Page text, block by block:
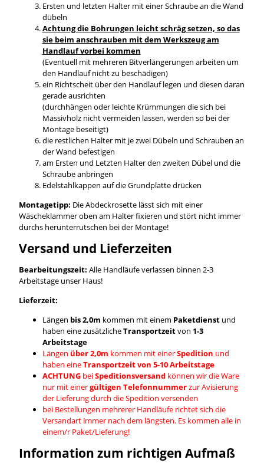
Ersten und letzten Halter mit einer Schraube an die Wand
dübeln
Achtung die Bohrungen leicht schräg setzen, so das
sie beim anschrauben mit dem Werkszeug am
Handlauf vorbei kommen
(Eventuell mit mehreren Bitverlängerungen arbeiten um
den Handlauf nicht zu beschädigen)
ein Richtscheit über den Handlauf legen und diesen daran
gerade ausrichten
(durchhängen oder leichte Krümmungen die sich bei
Massivholz nicht vermeiden lassen, werden so bei der
Montage beseitigt)
die restlichen Halter mit je zwei Dübeln und Schrauben an
der Wand befestigen
am Ersten und Letzten Halter den zweiten Dübel und die
Schraube anbringen
Edelstahlkappen auf die Grundplatte drücken
Montagetipp: Die Abdeckrosette lässt sich mit einer
Wäscheklammer oben am Halter fixieren und stört nicht immer
durchs herunterrutschen bei der Montage!
Versand und Lieferzeiten
Bearbeitungszeit: Alle Handläufe verlassen binnen 2-3
Arbeitstage unser Haus!
Lieferzeit:
Längen bis 2,0m kommen mit einem Paketdienstund
haben eine zusätzlicheTransportzeitvon 1-3
Arbeitstage
Längen über 2,0m kommen mit einerSpedition und
haben eineTransportzeit von 5-10 Arbeitstage
ACHTUNGbeiSpeditionsversandkönnen wir die Ware
nur mit einergültigen Telefonnummerzur Avisierung
der Lieferung durch die Spedition versenden
bei Bestellungen mehrerer Handläufe richtet sich die
Versandart immer nach dem längsten. Es kommen alle in
einem/r Paket/Lieferung!
Information zum richtigen Aufmaß